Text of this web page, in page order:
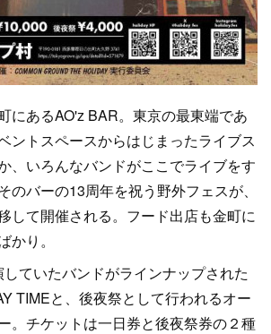
にあるAO'z BAR。東京の最東端であ
ントスペースからはじまったライブス
、いろんなバンドがここでライブをす
のバーの13周年を祝う野外フェスが、
して開催される。フード出店も金町に
かり。
ていたバンドがラインナップされた
TIMEと、後夜祭として行われるオー
。チケットは一日券と後夜祭券の２種